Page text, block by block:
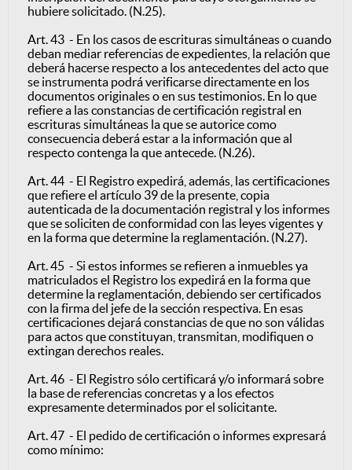
hubiere solicitado. (N.25).
Art. 43 - En los casos de escrituras simultáneas o cuando
deban mediar referencias de expedientes, la relación que
deberá hacerse respecto a los antecedentes del acto que
se instrumenta podrá verificarse directamente en los
documentos originales o en sus testimonios. En lo que
refiere a las constancias de certificación registral en
escrituras simultáneas la que se autorice como
consecuencia deberá estar a la información que al
respecto contenga la que antecede. (N.26).
Art. 44 - El Registro expedirá, además, las certificaciones
que refiere el artículo 39 de la presente, copia
autenticada de la documentación registral y los informes
que se soliciten de conformidad con las leyes vigentes y
en la forma que determine la reglamentación. (N.27).
Art. 45 - Si estos informes se refieren a inmuebles ya
matriculados el Registro los expedirá en la forma que
determine la reglamentación, debiendo ser certificados
con la firma del jefe de la sección respectiva. En esas
certificaciones dejará constancias de que no son válidas
para actos que constituyan, transmitan, modifiquen o
extingan derechos reales.
Art. 46 - El Registro sólo certificará y/o informará sobre
la base de referencias concretas y a los efectos
expresamente determinados por el solicitante.
Art. 47 - El pedido de certificación o informes expresará
como mínimo: